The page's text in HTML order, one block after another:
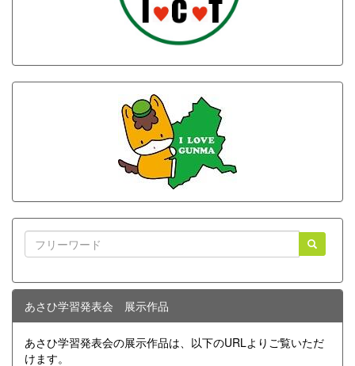
あさひ学習発表会 展示作品
あさひ学習発表会の展示作品は、以下のURLよりご覧いただ
けます。